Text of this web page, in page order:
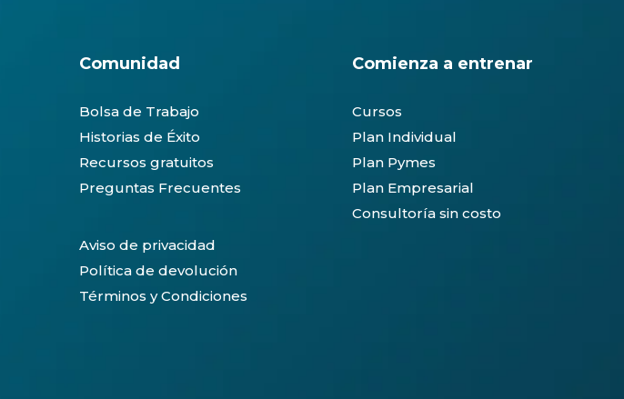
Comunidad
Bolsa de Trabajo
Historias de Éxito
Recursos gratuitos
Preguntas Frecuentes
Aviso de privacidad
Política de devolución
Términos y Condiciones
Comienza a entrenar
Cursos
Plan Individual
Plan Pymes
Plan Empresarial
Consultoría sin costo